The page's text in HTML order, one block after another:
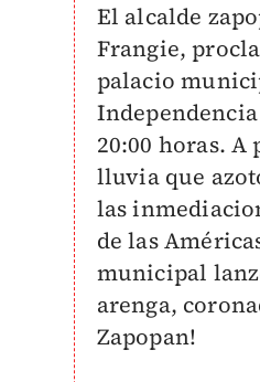
El alcalde
Frangie,
palacio
20:00 horas. A
lluvia que
las
de las
municipal
arenga,
Zapopan!